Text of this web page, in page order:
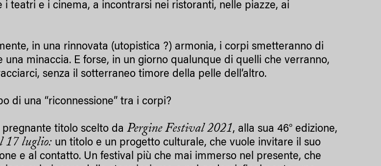
i teatri e i cinema, a incontrarsi nei ristoranti, nelle piazze, ai
in una rinnovata (utopistica ?) armonia, i corpi smetteranno di
una minaccia. E forse, in un giorno qualunque di quelli che verranno,
senza il sotterraneo timore della pelle dell’altro.
di una “riconnessione” tra i corpi?
pregnante titolo scelto daPergine Festival 2021, alla sua 46° edizione,
17 luglio: un titolo e un progetto culturale, che vuole invitare il suo
e al contatto. Un festival più che mai immerso nel presente, che